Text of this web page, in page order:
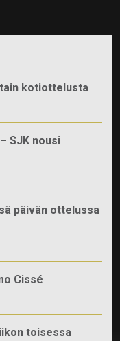
kotiottelusta
SJK nousi
päivän ottelussa
Cissé
toisessa